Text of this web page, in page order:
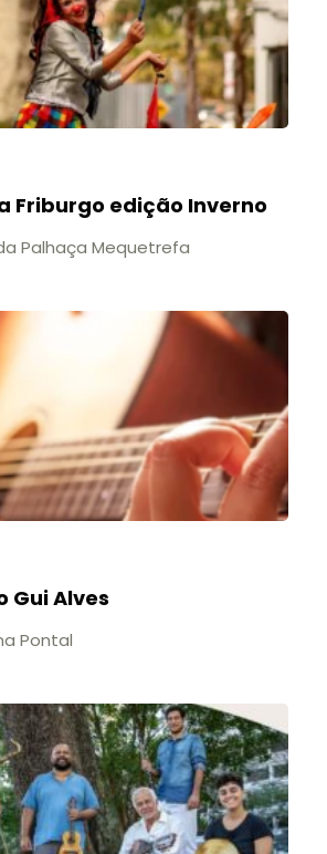
Friburgo edição Inverno
Palhaça Mequetrefa
Gui Alves
Pontal